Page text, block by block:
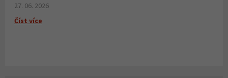
27. 06. 2026
Číst více